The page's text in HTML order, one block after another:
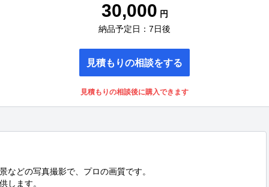
30,000 円
納品予定日：7日後
見積もりの相談をする
見積もりの相談後に購入できます
などの写真撮影で、プロの画質です。
します。